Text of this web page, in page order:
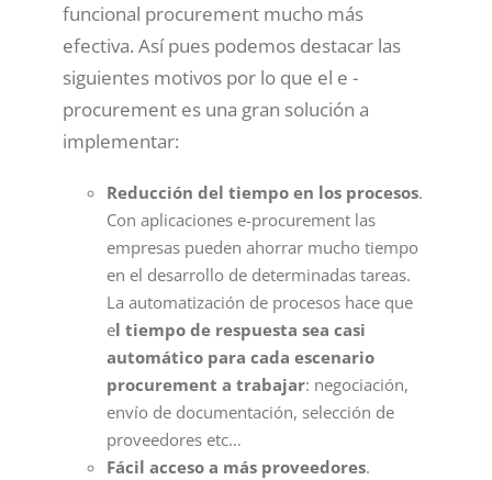
funcional procurement mucho más
efectiva. Así pues podemos destacar las
siguientes motivos por lo que el e -
procurement es una gran solución a
implementar:
Reducción del tiempo en los procesos.
Con aplicaciones e-procurement las
empresas pueden ahorrar mucho tiempo
en el desarrollo de determinadas tareas.
La automatización de procesos hace que
el tiempo de respuesta sea casi
automático para cada escenario
procurement a trabajar: negociación,
envío de documentación, selección de
proveedores etc…
Fácil acceso a más proveedores.